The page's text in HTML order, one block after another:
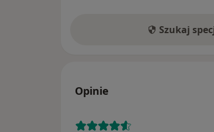
Szukaj
Opinie